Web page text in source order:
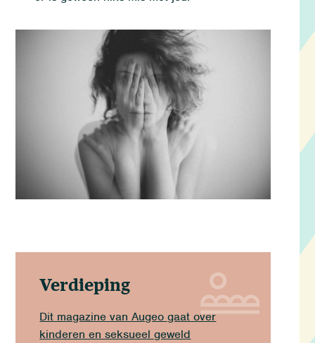
Verdieping
Dit magazine van Augeo gaat over
kinderen en seksueel geweld